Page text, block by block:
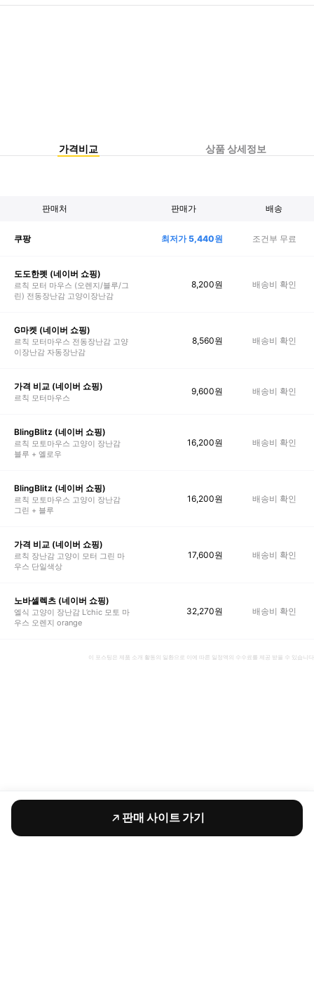
가격비교 상품 상세정보
판매처 판매가 배송
쿠팡 최저가5,440원 조건부 무료
도도한펫 (네이버 쇼핑)
르칙 모터 마우스 (오렌지/블루/그
린) 전동장난감 고양이장난감
8,200원 배송비 확인
G마켓 (네이버 쇼핑)
르칙 모터마우스 전동장난감 고양
이장난감 자동장난감
8,560원 배송비 확인
가격 비교 (네이버 쇼핑)
르칙 모터마우스
9,600원 배송비 확인
BlingBlitz (네이버 쇼핑)
르칙 모토마우스 고양이 장난감
블루 + 옐로우
16,200원 배송비 확인
BlingBlitz (네이버 쇼핑)
르칙 모토마우스 고양이 장난감
그린 + 블루
16,200원 배송비 확인
가격 비교 (네이버 쇼핑)
르칙 장난감 고양이 모터 그린 마
우스 단일색상
17,600원 배송비 확인
노바셀렉츠 (네이버 쇼핑)
엘식 고양이 장난감 L’chic 모토 마
우스 오렌지 orange
32,270원 배송비 확인
이 포스팅은 제품 소개 활동의 일환으로 이에 따른 일정액의 수수료를 제공 받을 수 있습니다
판매 사이트 가기